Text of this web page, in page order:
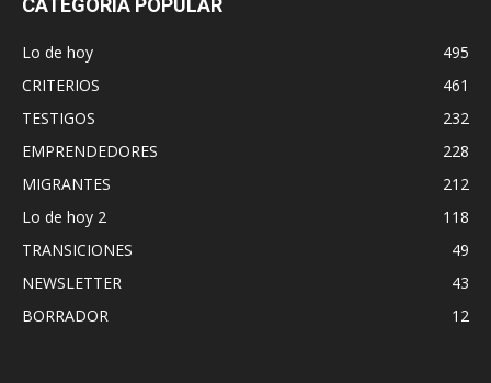
Lo de hoy
495
CRITERIOS
461
TESTIGOS
232
EMPRENDEDORES
228
MIGRANTES
212
Lo de hoy 2
118
TRANSICIONES
49
NEWSLETTER
43
BORRADOR
12